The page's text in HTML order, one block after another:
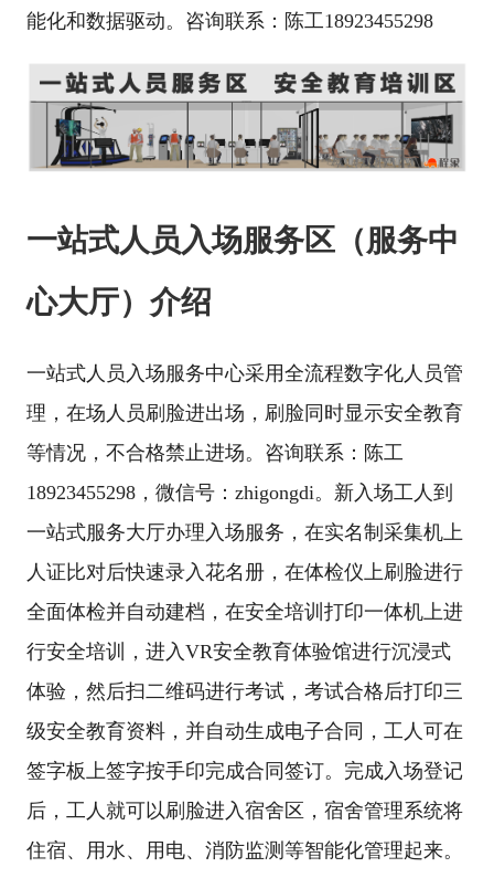
能化和数据驱动。咨询联系：陈工18923455298
一站式人员入场服务区（服务中
心大厅）介绍
一站式人员入场服务中心采用全流程数字化人员管
理，在场人员刷脸进出场，刷脸同时显示安全教育
等情况，不合格禁止进场。咨询联系：陈工
18923455298，微信号：zhigongdi。新入场工人到
一站式服务大厅办理入场服务，在实名制采集机上
人证比对后快速录入花名册，在体检仪上刷脸进行
全面体检并自动建档，在安全培训打印一体机上进
行安全培训，进入VR安全教育体验馆进行沉浸式
体验，然后扫二维码进行考试，考试合格后打印三
级安全教育资料，并自动生成电子合同，工人可在
签字板上签字按手印完成合同签订。完成入场登记
后，工人就可以刷脸进入宿舍区，宿舍管理系统将
住宿、用水、用电、消防监测等智能化管理起来。